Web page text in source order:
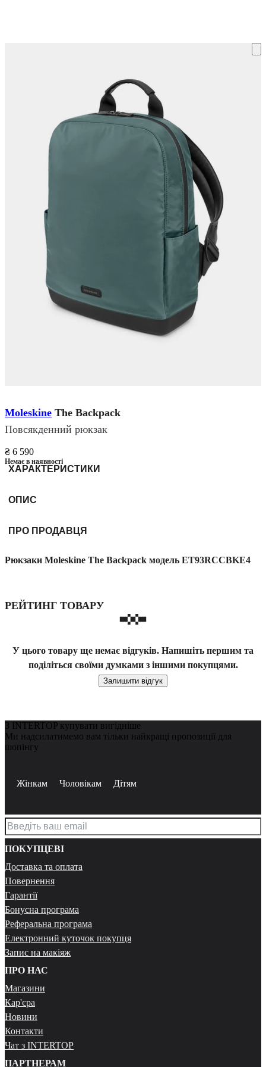
Moleskine The Backpack
Повсякденний рюкзак
₴ 6 590
Немає в наявності
ХАРАКТЕРИСТИКИ
ОПИС
ПРО ПРОДАВЦЯ
Рюкзаки Moleskine The Backpack модель ET93RCCBKE4
РЕЙТИНГ ТОВАРУ
У цього товару ще немає відгуків. Напишіть першим та
поділіться своїми думками з іншими покупцями.
Залишити відгук
З INTERTOP купувати вигідніше
Ми надсилатимемо вам тільки найкращі пропозиції для
шопінгу
Жінкам Чоловікам Дітям
ПОКУПЦЕВІ
Доставка та оплата
Повернення
Гарантії
Бонусна програма
Реферальна програма
Електронний куточок покупця
Запис на макіяж
ПРО НАС
Магазини
Кар'єра
Новини
Контакти
Чат з INTERTOP
ПАРТНЕРАМ